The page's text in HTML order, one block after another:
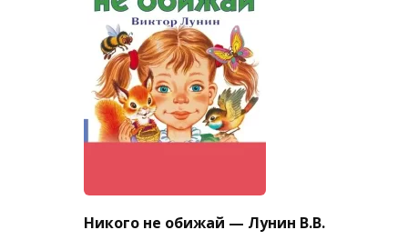
Никого не обижай — Лунин В.В.